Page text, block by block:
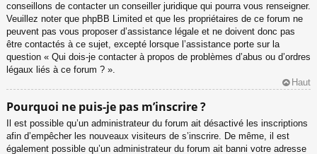
conseillons de contacter un conseiller juridique qui pourra vous renseigner.
Veuillez noter que phpBB Limited et que les propriétaires de ce forum ne
peuvent pas vous proposer d’assistance légale et ne doivent donc pas
être contactés à ce sujet, excepté lorsque l’assistance porte sur la
question « Qui dois-je contacter à propos de problèmes d’abus ou d’ordres
légaux liés à ce forum ? ».
Haut
Pourquoi ne puis-je pas m’inscrire ?
Il est possible qu’un administrateur du forum ait désactivé les inscriptions
afin d’empêcher les nouveaux visiteurs de s’inscrire. De même, il est
également possible qu’un administrateur du forum ait banni votre adresse